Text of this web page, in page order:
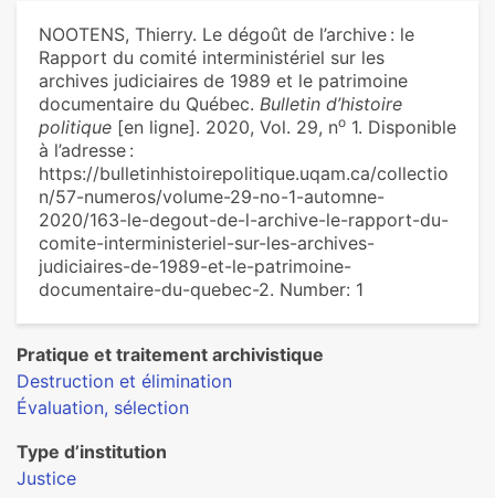
NOOTENS, Thierry. Le dégoût de l’archive : le
Rapport du comité interministériel sur les
archives judiciaires de 1989 et le patrimoine
documentaire du Québec. Bulletin d’histoire
politique [en ligne]. 2020, Vol. 29, no 1. Disponible
à l’adresse :
https://bulletinhistoirepolitique.uqam.ca/collectio
n/57-numeros/volume-29-no-1-automne-
2020/163-le-degout-de-l-archive-le-rapport-du-
comite-interministeriel-sur-les-archives-
judiciaires-de-1989-et-le-patrimoine-
documentaire-du-quebec-2. Number: 1
Pratique et traitement archivistique
Destruction et élimination
Évaluation, sélection
Type d’institution
Justice